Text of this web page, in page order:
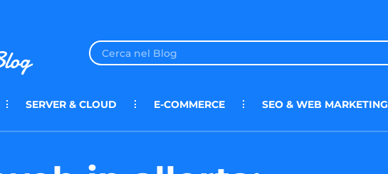
SERVER & CLOUD E-COMMERCE SEO & WEB MARKETING